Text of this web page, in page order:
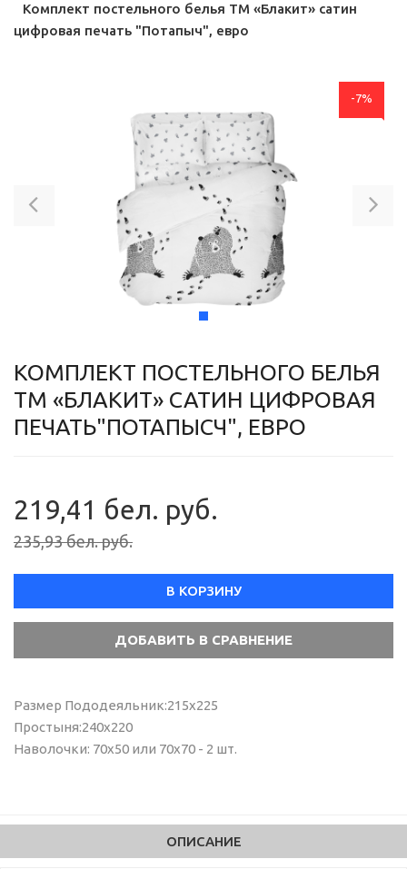
Комплект постельного белья ТМ «Блакит» сатин
цифровая печать "Потапыч", евро
-7%
КОМПЛЕКТ ПОСТЕЛЬНОГО БЕЛЬЯ
ТМ «БЛАКИТ» САТИН ЦИФРОВАЯ
ПЕЧАТЬ"ПОТАПЫСЧ", ЕВРО
219,41 бел. руб.
235,93 бел. руб.
В КОРЗИНУ
Размер Пододеяльник:215х225
Простыня:240х220
Наволочки: 70х50 или 70х70 - 2 шт.
ОПИСАНИЕ